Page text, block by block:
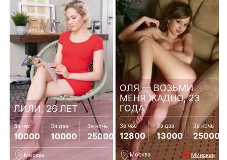
ЛИЛИ, 26 ЛЕТ
За час
10000
За два
10000
За ночь
25000
Москва
ОЛЯ — ВОЗЬМИ
МЕНЯ ЖАДНО, 23
ГОДА
За час
12800
За два
13000
За ночь
25000
Москва Минская